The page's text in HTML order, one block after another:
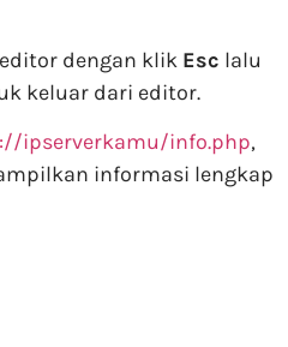
dengan klik Esc lalu
keluar dari editor.
ipserverkamu/info.php,
informasi lengkap